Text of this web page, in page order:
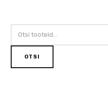
OTSI